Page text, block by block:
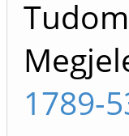
1789-